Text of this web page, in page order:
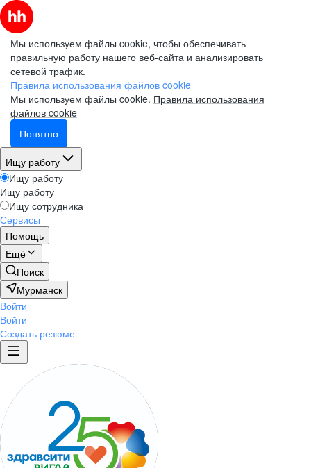
Мы используем файлы cookie, чтобы обеспечивать
правильную работу нашего веб-сайта и анализировать
сетевой трафик.
Правила использования файлов cookie
Мы используем файлы cookie. Правила использования
файлов cookie
Понятно
Ищу работу
Ищу работу
Ищу работу
Ищу сотрудника
Сервисы
Помощь
Ещё
Поиск
Мурманск
Войти
Войти
Создать резюме